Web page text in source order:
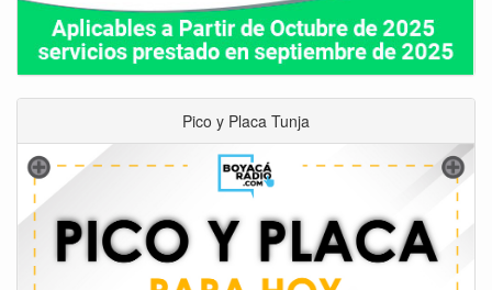
Pico y Placa Tunja